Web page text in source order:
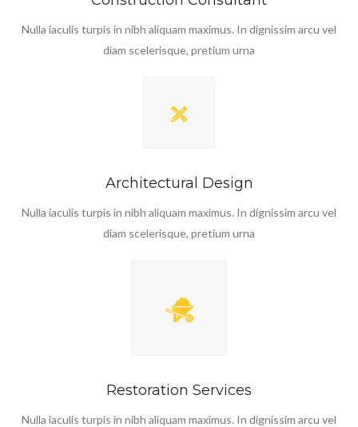
Nulla iaculis turpis in nibh aliquam maximus. In dignissim arcu vel
diam scelerisque, pretium urna
Architectural Design
Nulla iaculis turpis in nibh aliquam maximus. In dignissim arcu vel
diam scelerisque, pretium urna
Restoration Services
Nulla iaculis turpis in nibh aliquam maximus. In dignissim arcu vel